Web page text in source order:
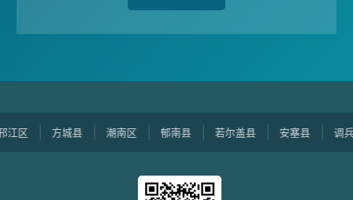
方城县 潮南区 郁南县 若尔盖县 安塞县 调兵山市